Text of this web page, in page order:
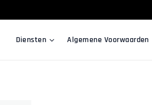
Diensten Algemene Voorwaarden